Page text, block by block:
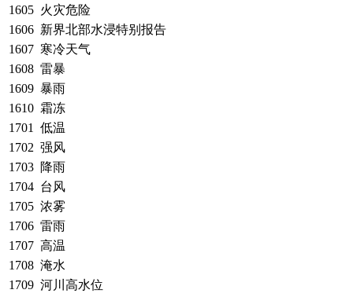
1605 火灾危险
1606 新界北部水浸特别报告
1607 寒冷天气
1608 雷暴
1609 暴雨
1610 霜冻
1701
低温
1702 强风
1703 降雨
1704 台风
1705 浓雾
1706 雷雨
1707 高温
1708 淹水
1709 河川高水位